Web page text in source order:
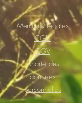
Mentions légales
CGU
CGV
Charte des
données
personnelles